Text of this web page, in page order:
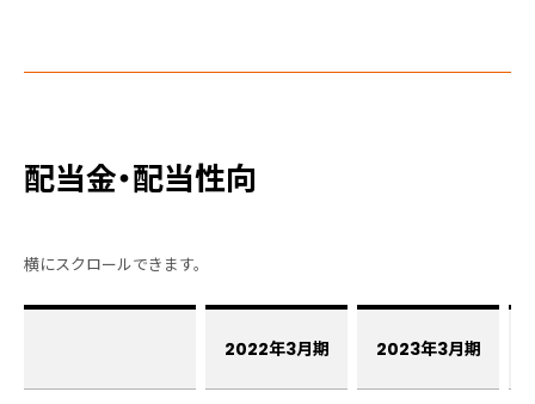
配当金・配当性向
2022年3月期 2023年3月期